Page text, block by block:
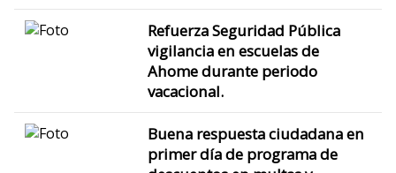
Refuerza Seguridad Pública
vigilancia en escuelas de
Ahome durante periodo
vacacional.
Buena respuesta ciudadana en
primer día de programa de